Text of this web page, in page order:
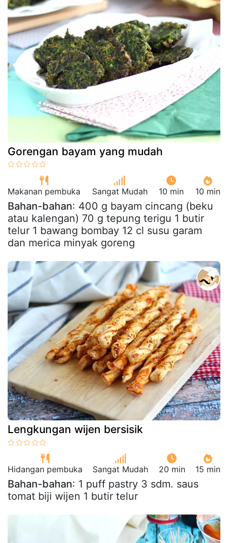
Gorengan bayam yang mudah
Makanan pembuka Sangat Mudah 10 min 10 min
Bahan-bahan: 400 g bayam cincang (beku
atau kalengan) 70 g tepung terigu 1 butir
telur 1 bawang bombay 12 cl susu garam
dan merica minyak goreng
Lengkungan wijen bersisik
Hidangan pembuka Sangat Mudah 20 min 15 min
Bahan-bahan: 1 puff pastry 3 sdm. saus
tomat biji wijen 1 butir telur